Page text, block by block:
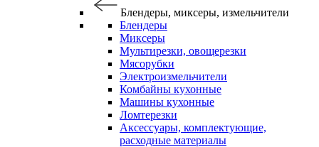
Блендеры, миксеры, измельчители
Блендеры
Миксеры
Мультирезки, овощерезки
Мясорубки
Электроизмельчители
Комбайны кухонные
Машины кухонные
Ломтерезки
Аксессуары, комплектующие,
расходные материалы